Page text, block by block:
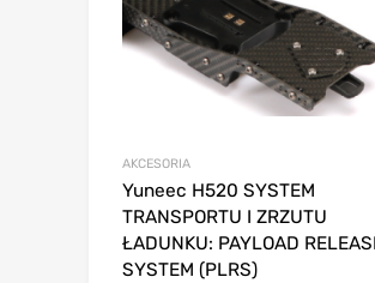
AKCESORIA
Yuneec H520 SYSTEM
TRANSPORTU I ZRZUTU
ŁADUNKU: PAYLOAD
SYSTEM (PLRS)